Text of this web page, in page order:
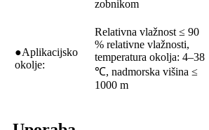
zobnikom
●Aplikacijsko
okolje:
Relativna vlažnost ≤ 90
% relativne vlažnosti,
temperatura okolja: 4–38
℃, nadmorska višina ≤
1000 m